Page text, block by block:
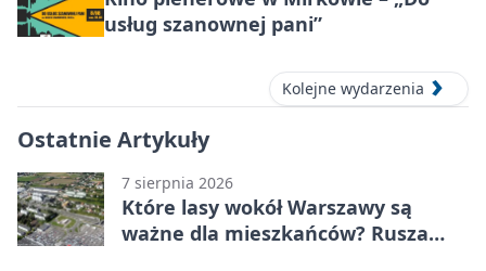
usług szanownej pani”
Kolejne wydarzenia
Ostatnie Artykuły
7 sierpnia 2026
Które lasy wokół Warszawy są
ważne dla mieszkańców? Rusza